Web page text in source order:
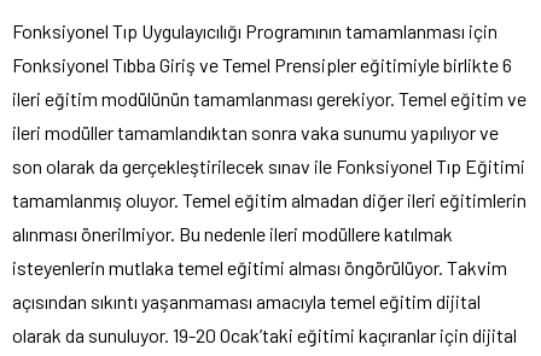
Fonksiyonel Tıp Uygulayıcılığı Programının tamamlanması için
Fonksiyonel Tıbba Giriş ve Temel Prensipler eğitimiyle birlikte 6
ileri eğitim modülünün tamamlanması gerekiyor. Temel eğitim ve
ileri modüller tamamlandıktan sonra vaka sunumu yapılıyor ve
son olarak da gerçekleştirilecek sınav ile Fonksiyonel Tıp Eğitimi
tamamlanmış oluyor. Temel eğitim almadan diğer ileri eğitimlerin
alınması önerilmiyor. Bu nedenle ileri modüllere katılmak
isteyenlerin mutlaka temel eğitimi alması öngörülüyor. Takvim
açısından sıkıntı yaşanmaması amacıyla temel eğitim dijital
olarak da sunuluyor. 19-20 Ocak’taki eğitimi kaçıranlar için dijital